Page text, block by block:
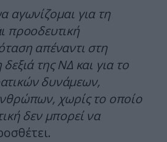
αγωνίζομαι για τη
προοδευτική
απέναντι στη
της ΝΔ και για το
δυνάμεων,
χωρίς το οποίο
δεν μπορεί να